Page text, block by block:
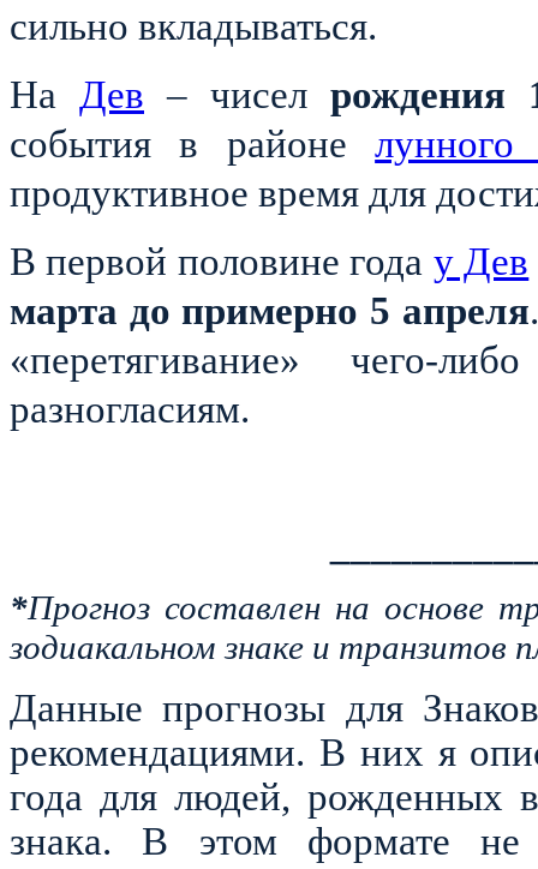
сильно вкладываться.
На Дев – чисел рождения
события в районе
продуктивное время для
В первой половине года у Дев
марта до примерно 5 апреля
«перетягивание» чего-
разногласиям.
*Прогноз составлен на основе
зодиакальном знаке и транзитов
Данные прогнозы для
рекомендациями. В них я
года для людей, рожденных
знака. В этом формате не